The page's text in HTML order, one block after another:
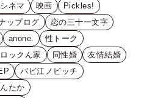
ネマ 映画
Pickles!
ップログ
恋の三十一文字
anone.
性トーク
ックん家 同性婚
友情結婚
バビ江ノビッチ
たか